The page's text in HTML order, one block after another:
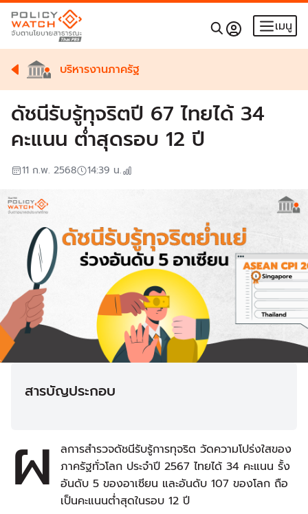
เมนู
บริหารงานภาครัฐ
ดัชนีรับรู้ทุจริตปี 67 ไทยได้ 34
คะแนน ต่ำสุดรอบ 12 ปี
11 ก.พ. 2568 14:39 น.
สารบัญประกอบ
ผ
ลการสำรวจดัชนีรับรู้การทุจริต วัดความโปร่งใสของ
ภาครัฐทั่วโลก ประจำปี 2567 ไทยได้ 34 คะแนน รั้ง
อันดับ 5 ของอาเซียน และอันดับ 107 ของโลก ถือ
เป็นคะแนนต่ำสุดในรอบ 12 ปี